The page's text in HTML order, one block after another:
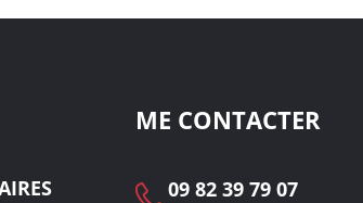
ME CONTACTER
09 82 39 79 07